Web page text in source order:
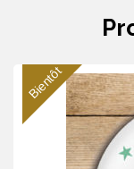
Bientôt